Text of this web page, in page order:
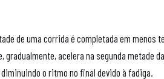
de uma corrida é completada em menos
gradualmente, acelera na segunda metade
o ritmo no final devido à fadiga.